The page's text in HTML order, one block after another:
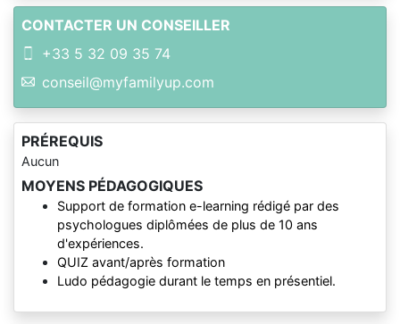
CONTACTER UN CONSEILLER
+33 5 32 09 35 74
conseil@myfamilyup.com
PRÉREQUIS
Aucun
MOYENS PÉDAGOGIQUES
Support de formation e-learning rédigé par des
psychologues diplômées de plus de 10 ans
d'expériences.
QUIZ avant/après formation
Ludo pédagogie durant le temps en présentiel.